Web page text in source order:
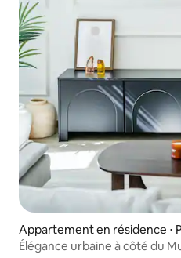
Appartement en résidence ⋅
Élégance urbaine à côté du